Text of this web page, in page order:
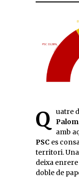
Quatre
amb
PSC es
territori.
deixa enrere
doble de